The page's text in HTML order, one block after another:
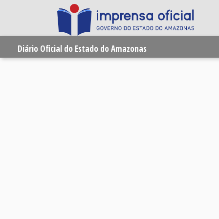
Diário Oficial do Estado do Amazonas